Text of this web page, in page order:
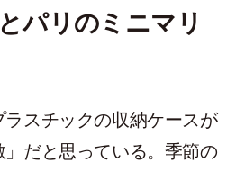
パリのミニマリ
スチックの収納ケースが
だと思っている。季節の